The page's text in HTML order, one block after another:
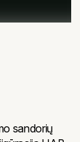
sandorių